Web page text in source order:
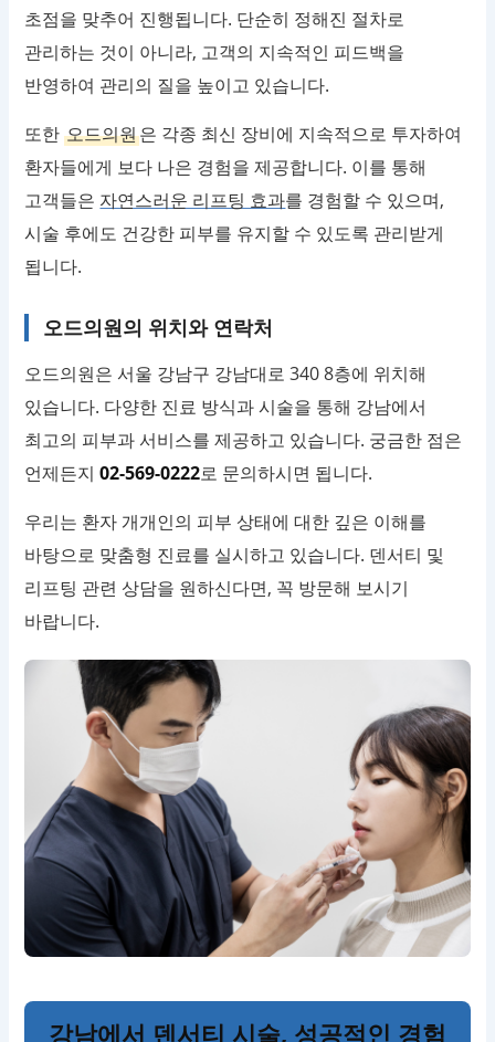
초점을 맞추어 진행됩니다. 단순히 정해진 절차로
관리하는 것이 아니라, 고객의 지속적인 피드백을
반영하여 관리의 질을 높이고 있습니다.
또한오드의원은 각종 최신 장비에 지속적으로 투자하여
환자들에게 보다 나은 경험을 제공합니다. 이를 통해
고객들은 자연스러운 리프팅 효과를 경험할 수 있으며,
시술 후에도 건강한 피부를 유지할 수 있도록 관리받게
됩니다.
오드의원의 위치와 연락처
오드의원은 서울 강남구 강남대로 340 8층에 위치해
있습니다. 다양한 진료 방식과 시술을 통해 강남에서
최고의 피부과 서비스를 제공하고 있습니다. 궁금한 점은
언제든지02-569-0222로 문의하시면 됩니다.
우리는 환자 개개인의 피부 상태에 대한 깊은 이해를
바탕으로 맞춤형 진료를 실시하고 있습니다. 덴서티 및
리프팅 관련 상담을 원하신다면, 꼭 방문해 보시기
바랍니다.
강남에서 덴서티 시술, 성공적인 경험